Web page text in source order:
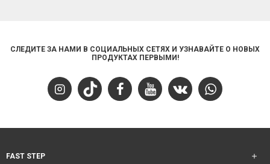
СЛЕДИТЕ ЗА НАМИ В СОЦИАЛЬНЫХ СЕТЯХ И УЗНАВАЙТЕ О НОВЫХ
ПРОДУКТАХ ПЕРВЫМИ!
FAST STEP